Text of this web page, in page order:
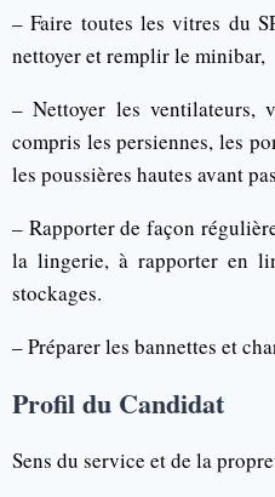
– Faire toutes les vitres du
nettoyer et remplir le minibar,
– Nettoyer les ventilateurs,
compris les persiennes, les
les poussières hautes avant
– Rapporter de façon
la lingerie, à rapporter en
stockages.
– Préparer les bannettes et
Profil du Candidat
Sens du service et de la